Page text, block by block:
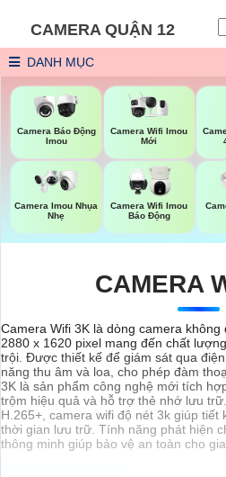
CAMERA QUẬN 12
DANH MỤC
Camera Báo Động
Imou
Camera Wifi Imou
Mới
Camera Imou Nhụa
Nhẹ
Camera Wifi Imou
Báo Động
CAMERA
Camera Wifi 3K là dòng camera
2880 x 1620 pixel mang đến chất
trội. Được thiết kế để giám sát qua
năng thu âm và loa, cho phép đàm
3K là sản phẩm công nghệ mới tích
trộm hiệu quả và hỗ trợ thẻ nhớ lưu
H.265+, camera wifi độ nét 3k giúp tiết
thời gian lưu trữ. Tính năng phát hiện
thông minh giúp bảo vệ an toàn cho